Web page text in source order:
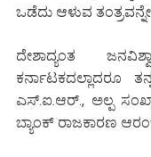
ಒಡೆದು ಆಳುವ
ದೇಶಾದ್ಯಂತ
ಕರ್ನಾಟಕದಲ್ಲಾದರೂ
ಎಸ್.ಐ.ಆರ್., ಅಲ್ಪ
ಬ್ಯಾಂಕ್ ರಾಜಕಾರಣ